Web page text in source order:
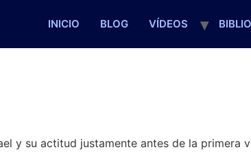
INICIO BLOG VÍDEOS
y su actitud justamente antes de la primera